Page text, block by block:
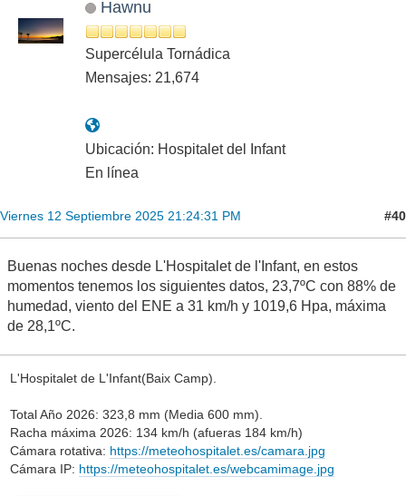
Hawnu
Supercélula Tornádica
Mensajes: 21,674
Ubicación: Hospitalet del Infant
En línea
Viernes 12 Septiembre 2025 21:24:31 PM #40
Buenas noches desde L'Hospitalet de l'Infant, en estos
momentos tenemos los siguientes datos, 23,7ºC con 88% de
humedad, viento del ENE a 31 km/h y 1019,6 Hpa, máxima
de 28,1ºC.
L'Hospitalet de L'Infant(Baix Camp).
Total Año 2026: 323,8 mm (Media 600 mm).
Racha máxima 2026: 134 km/h (afueras 184 km/h)
Cámara rotativa: https://meteohospitalet.es/camara.jpg
Cámara IP: https://meteohospitalet.es/webcamimage.jpg